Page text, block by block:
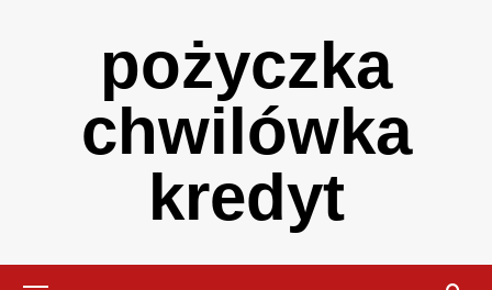
pożyczka
chwilówka
kredyt